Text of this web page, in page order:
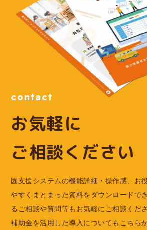
contact
お気軽に
ご相談ください
園支援システムの機能詳細・操作感、お
やすくまとまった資料をダウンロードで
るご相談や質問等もお気軽にご相談くださ
補助金を活用した導入についてもこちらか